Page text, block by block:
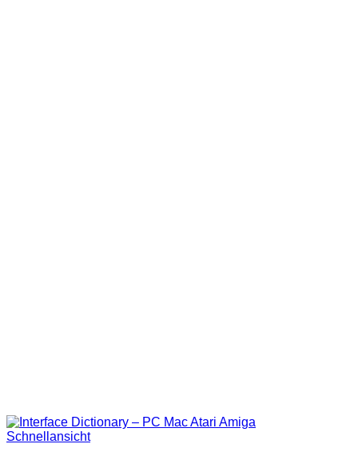
Schnellansicht